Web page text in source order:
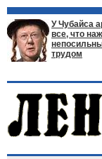
У Чубайса
все, что
трудом